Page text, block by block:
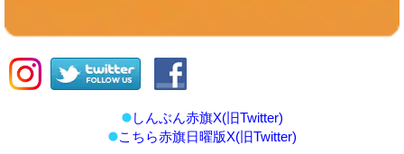
しんぶん赤旗X(旧Twitter)
こちら赤旗日曜版X(旧Twitter)